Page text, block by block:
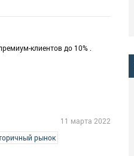
клиентов до 10% .
11 марта 2022
рынок